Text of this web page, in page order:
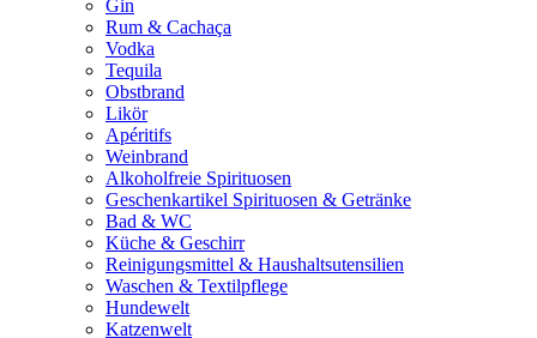
Gin
Rum & Cachaça
Vodka
Tequila
Obstbrand
Likör
Apéritifs
Weinbrand
Alkoholfreie Spirituosen
Geschenkartikel Spirituosen & Getränke
Bad & WC
Küche & Geschirr
Reinigungsmittel & Haushaltsutensilien
Waschen & Textilpflege
Hundewelt
Katzenwelt